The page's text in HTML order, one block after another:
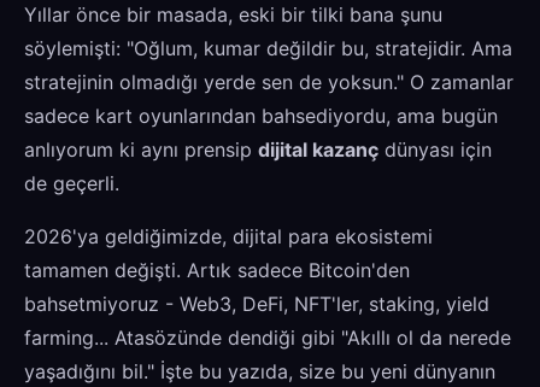
Yıllar önce bir masada, eski bir tilki bana şunu
söylemişti: "Oğlum, kumar değildir bu, stratejidir. Ama
stratejinin olmadığı yerde sen de yoksun." O zamanlar
sadece kart oyunlarından bahsediyordu, ama bugün
anlıyorum ki aynı prensip dijital kazanç dünyası için
de geçerli.
2026'ya geldiğimizde, dijital para ekosistemi
tamamen değişti. Artık sadece Bitcoin'den
bahsetmiyoruz - Web3, DeFi, NFT'ler, staking, yield
farming... Atasözünde dendiği gibi "Akıllı ol da nerede
yaşadığını bil." İşte bu yazıda, size bu yeni dünyanın